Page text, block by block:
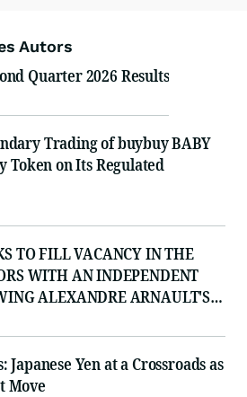
Autors
Quarter 2026 Results
Trading of buybuy BABY
on Its Regulated
TO FILL VACANCY IN THE
WITH AN INDEPENDENT
ALEXANDRE ARNAULT'S
PROFESSIONAL
Yen at a Crossroads as
Move